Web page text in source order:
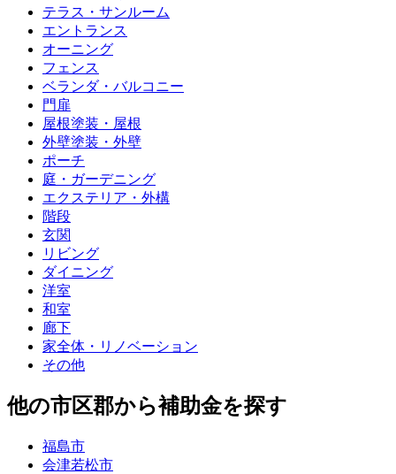
テラス・サンルーム
エントランス
オーニング
フェンス
ベランダ・バルコニー
門扉
屋根塗装・屋根
外壁塗装・外壁
ポーチ
庭・ガーデニング
エクステリア・外構
階段
玄関
リビング
ダイニング
洋室
和室
廊下
家全体・リノベーション
その他
他の市区郡から補助金を探す
福島市
会津若松市